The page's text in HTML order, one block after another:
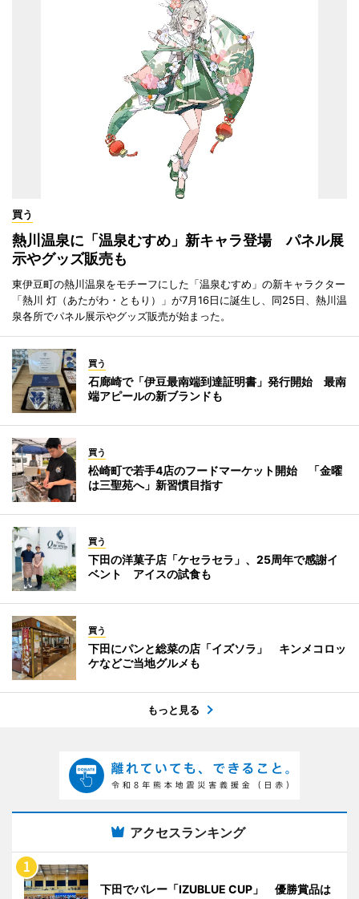
買う
熱川温泉に「温泉むすめ」新キャラ登場 パネル展
示やグッズ販売も
東伊豆町の熱川温泉をモチーフにした「温泉むすめ」の新キャラクター
「熱川 灯（あたがわ・ともり）」が7月16日に誕生し、同25日、熱川温
泉各所でパネル展示やグッズ販売が始まった。
買う
石廊崎で「伊豆最南端到達証明書」発行開始 最南
端アピールの新ブランドも
買う
松崎町で若手4店のフードマーケット開始 「金曜
は三聖苑へ」新習慣目指す
買う
下田の洋菓子店「ケセラセラ」、25周年で感謝イ
ベント アイスの試食も
買う
下田にパンと総菜の店「イズソラ」 キンメコロッ
ケなどご当地グルメも
もっと見る
アクセスランキング
下田でバレー「IZUBLUE CUP」 優勝賞品は